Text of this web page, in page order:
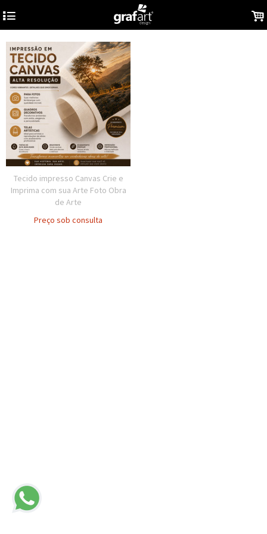
4 .
Tecido impresso Canvas Crie e
Imprima com sua Arte Foto Obra
de Arte
Preço sob consulta